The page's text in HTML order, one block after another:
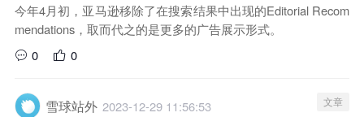
今年4月初，亚马逊移除了在搜索结果中出现的Editorial Recom
mendations，取而代之的是更多的广告展示形式。
0
0
雪球站外 2023-12-29 11:56:53 文章